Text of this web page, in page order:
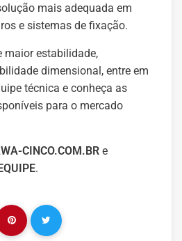
mais adequada em
e sistemas de fixação.
maior estabilidade,
dimensional, entre em
técnica e conheça as
para o mercado
CINCO.COM.BR e
.